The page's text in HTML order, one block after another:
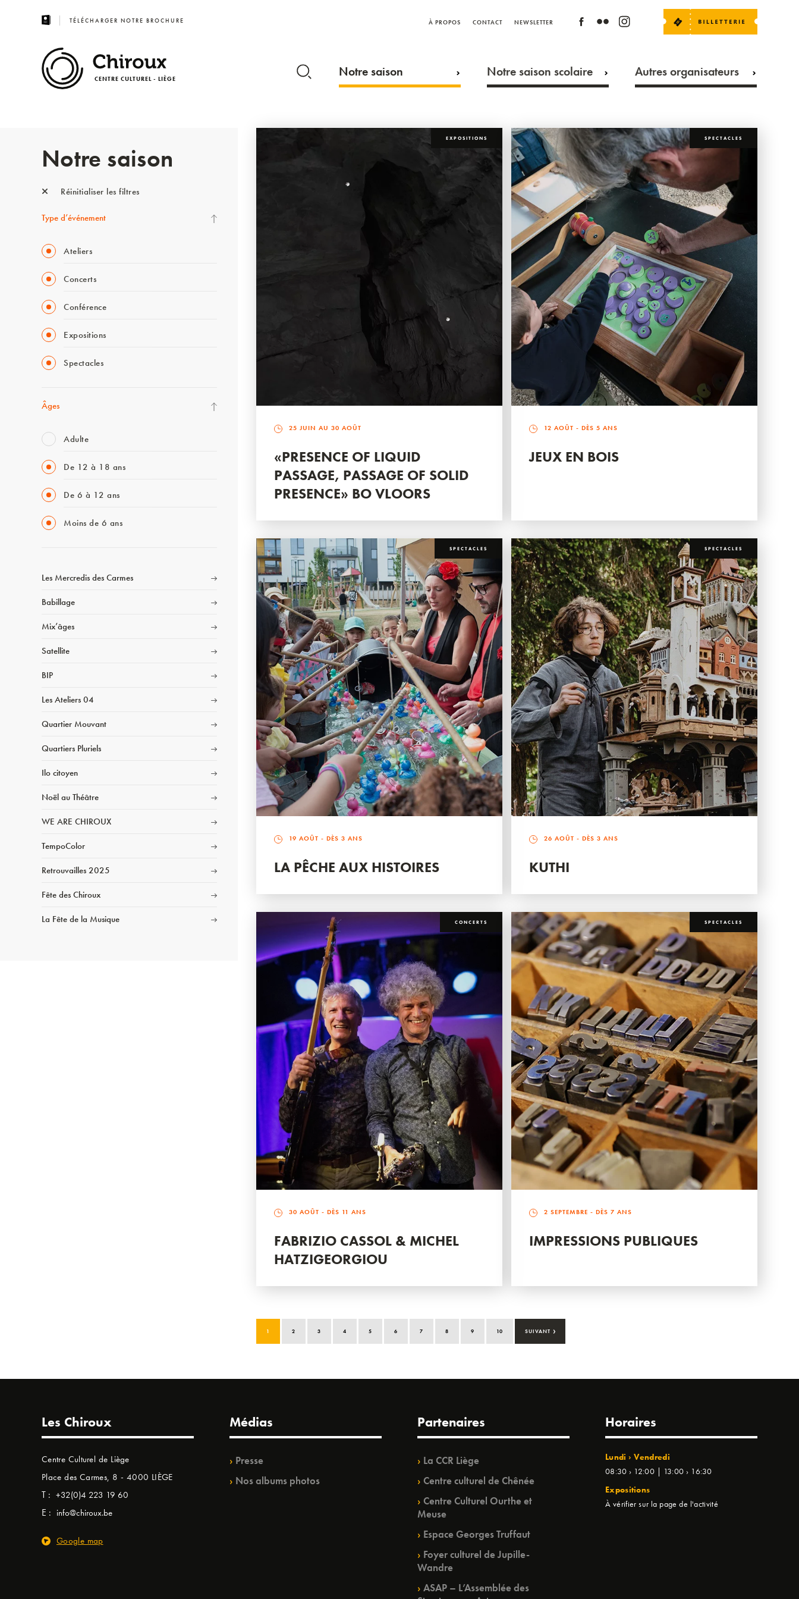
TÉLÉCHARGER NOTRE BROCHURE À PROPOS CONTACT NEWSLETTER
CENTRE CULTUREL - LIÈGE Notre saison Notre saison scolaire Autres organisateurs
Notre saison
Réinitialiser les filtres
Type d’événement
Ateliers
Concerts
Conférence
Expositions
Spectacles
Âges
Adulte
De 12 à 18 ans
De 6 à 12 ans
Moins de 6 ans
Les Mercredis des Carmes
Babillage
Mix’âges
Satellite
BIP
Les Ateliers 04
Quartier Mouvant
Quartiers Pluriels
Ilo citoyen
Noël au Théâtre
WE ARE CHIROUX
TempoColor
Retrouvailles 2025
Fête des Chiroux
La Fête de la Musique
EXPOSITIONS
25 JUIN AU 30 AOÛT
«PRESENCE OF LIQUID
PASSAGE, PASSAGE OF SOLID
PRESENCE» BO VLOORS
SPECTACLES
12 AOÛT - DÈS 5 ANS
JEUX EN BOIS
SPECTACLES
19 AOÛT - DÈS 3 ANS
LA PÊCHE AUX HISTOIRES
SPECTACLES
26 AOÛT - DÈS 3 ANS
KUTHI
CONCERTS
30 AOÛT - DÈS 11 ANS
FABRIZIO CASSOL & MICHEL
HATZIGEORGIOU
SPECTACLES
2 SEPTEMBRE - DÈS 7 ANS
IMPRESSIONS PUBLIQUES
1 2 3 4 5 6 7 8 9 10 SUIVANT ›
Les Chiroux
Centre Culturel de Liège
Place des Carmes, 8 - 4000 LIÈGE
T : +32(0)4 223 19 60
E : info@chiroux.be
Google map
Médias
Presse
Nos albums photos
Partenaires
La CCR Liège
Centre culturel de Chênée
Centre Culturel Ourthe et
Meuse
Espace Georges Truffaut
Foyer culturel de Jupille-
Wandre
ASAP – L’Assemblée des
Horaires
Lundi › Vendredi
08:30 › 12:00 | 13:00 › 16:30
Expositions
À vérifier sur la page de l'activité